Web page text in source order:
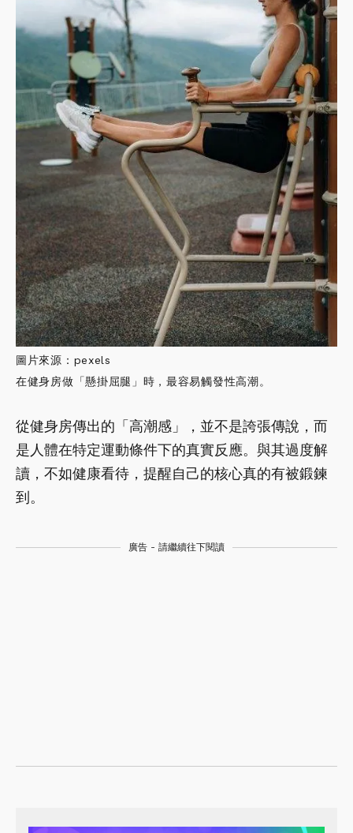
圖片來源：pexels
在健身房做「懸掛屈腿」時，最容易觸發性高潮。
從健身房傳出的「高潮感」，並不是誇張傳說，而
是人體在特定運動條件下的真實反應。與其過度解
讀，不如健康看待，提醒自己的核心真的有被鍛鍊
到。
廣告 - 請繼續往下閱讀